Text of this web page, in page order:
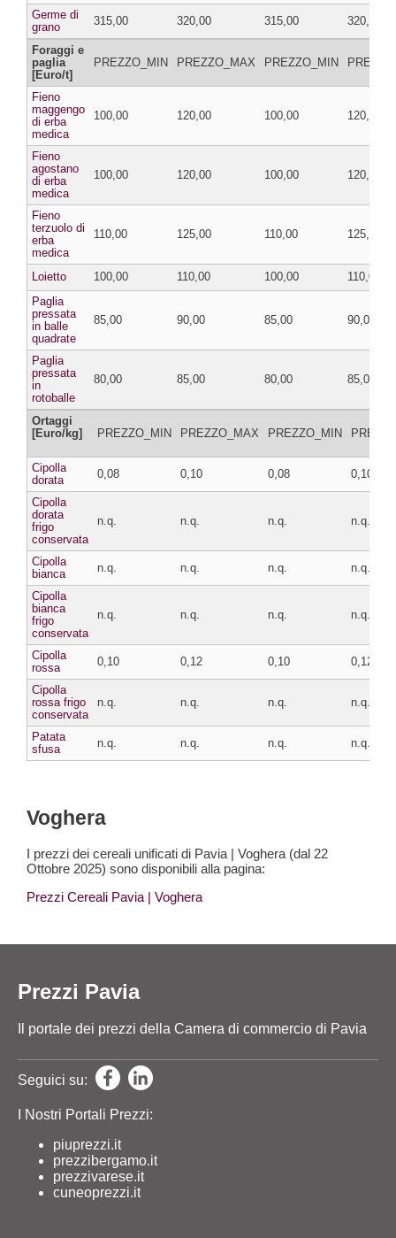
Germe di
grano
315,00 320,00 315,00 320,00
Foraggi e
paglia
[Euro/t]
PREZZO_MIN PREZZO_MAX PREZZO_MIN
Fieno
maggengo
di erba
medica
100,00 120,00 100,00 120,00
Fieno
agostano
di erba
medica
100,00 120,00 100,00 120,00
Fieno
terzuolo di
erba
medica
110,00 125,00 110,00 125,00
Loietto 100,00 110,00 100,00
110,00
Paglia
pressata
in balle
quadrate
85,00 90,00 85,00 90,00
Paglia
pressata
in
rotoballe
80,00 85,00 80,00 85,00
Ortaggi
[Euro/kg]
PREZZO_MIN PREZZO_MAX PREZZO_MIN
Cipolla
dorata
0,08 0,10 0,08 0,10
Cipolla
dorata
frigo
conservata
n.q. n.q. n.q. n.q.
Cipolla
bianca
n.q. n.q. n.q. n.q.
Cipolla
bianca
frigo
conservata
n.q. n.q. n.q. n.q.
Cipolla
rossa
0,10 0,12 0,10 0,12
Cipolla
rossa frigo
conservata
n.q. n.q. n.q. n.q.
Patata
sfusa
n.q. n.q. n.q. n.q.
Voghera
I prezzi dei cereali unificati di Pavia | Voghera (dal 22
Ottobre 2025) sono disponibili alla pagina:
Prezzi Cereali Pavia | Voghera
Prezzi Pavia
Il portale dei prezzi della Camera di commercio di Pavia
Seguici su:
I Nostri Portali Prezzi:
piuprezzi.it
prezzibergamo.it
prezzivarese.it
cuneoprezzi.it